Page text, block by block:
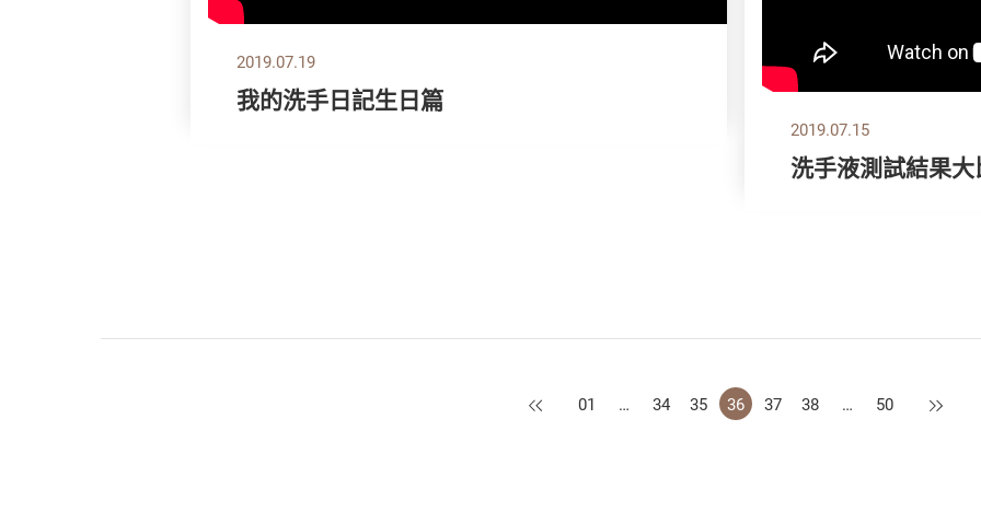
2019.07.19
我的洗手日記生日篇
2019.07.15
洗手液測試結果大
上一頁
01 … 34 35 36 37 38 … 50 下一頁